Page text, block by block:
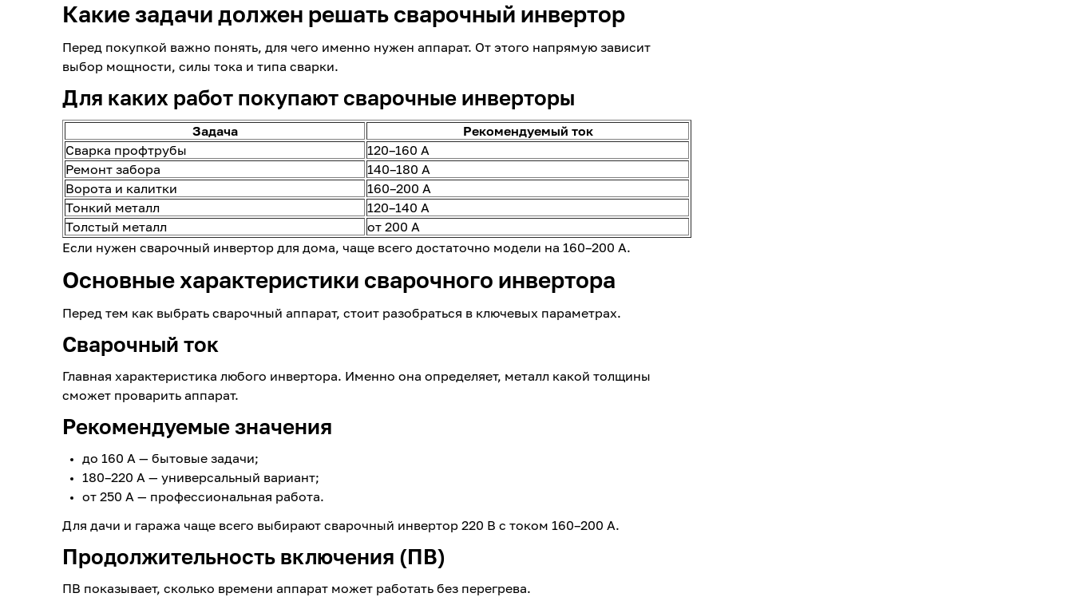
Какие задачи должен решать сварочный инвертор
Перед покупкой важно понять, для чего именно нужен аппарат. От этого напрямую зависит
выбор мощности, силы тока и типа сварки.
Для каких работ покупают сварочные инверторы
Задача
Рекомендуемый ток
Сварка профтрубы
120–160 А
Ремонт забора
140–180 А
Ворота и калитки
160–200 А
Тонкий металл
120–140 А
Толстый металл
от 200 А
Если нужен сварочный инвертор для дома, чаще всего достаточно модели на 160–200 А.
Основные характеристики сварочного инвертора
Перед тем как выбрать сварочный аппарат, стоит разобраться в ключевых параметрах.
Сварочный ток
Главная характеристика любого инвертора. Именно она определяет, металл какой толщины
сможет проварить аппарат.
Рекомендуемые значения
до 160 А — бытовые задачи;
180–220 А — универсальный вариант;
от 250 А — профессиональная работа.
Для дачи и гаража чаще всего выбирают сварочный инвертор 220 В с током 160–200 А.
Продолжительность включения (ПВ)
ПВ показывает, сколько времени аппарат может работать без перегрева.